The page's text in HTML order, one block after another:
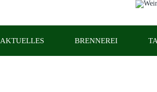
AKTUELLES BRENNEREI